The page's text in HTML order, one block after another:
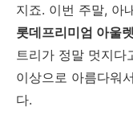
지죠. 이번 주말, 아
롯데프리미엄 아울
트리가 정말 멋지다
이상으로 아름다워
다.